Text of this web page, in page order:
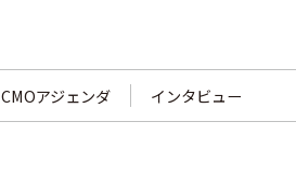
CMOアジェンダ インタビュー